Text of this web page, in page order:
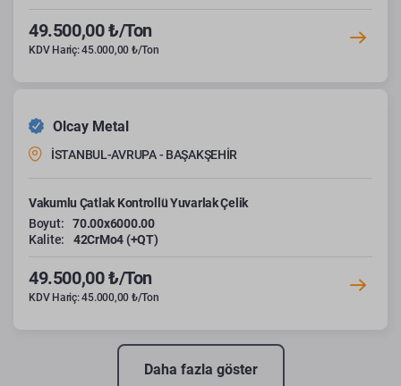
49.500,00 ₺/Ton
KDV Hariç: 45.000,00 ₺/Ton
Olcay Metal
İSTANBUL-AVRUPA - BAŞAKŞEHİR
Vakumlu Çatlak Kontrollü Yuvarlak Çelik
Boyut:
70.00x6000.00
Kalite:
42CrMo4 (+QT)
49.500,00 ₺/Ton
KDV Hariç: 45.000,00 ₺/Ton
Daha fazla göster